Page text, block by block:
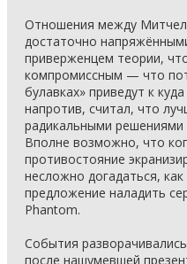
Отношения между
достаточно
приверженцем теории,
компромиссным — что
булавках» приведут к
напротив, считал, что
радикальными
Вполне возможно, что
противостояние
несложно догадаться,
предложение наладить
Phantom.
События
после нашумевшей